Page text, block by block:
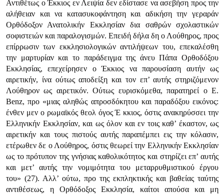
Αντιθέτως ο Έκκιος εν Λειψία δεν εδίστασε να ασεβήση προς την
αλήθειαν και να κατασυκοφάντηση και αδικήση την γεραράν
Ορθόδοξον Ανατολικήν Εκκλησίαν δια σαθρών σχολαστικών
σοφιστειών και παραλογισμών. Επειδή δήλα δη ο Λούθηρος, προς
επίρρωσιν των εκκλησιολογικών αντιλήψεων του, επεκαλέσθη
την μαρτυρίαν και το παράδειγμα της άνευ Πάπα Ορθοδόξου
Εκκλησίας, επεχείρησεν ο Έκκιος να παρουσίαση αυτήν ως
αιρετικήν, ίνα ούτως αποδείξη και τον επ’ αυτής στηριζόμενον
Λούθηρον ως αιρετικόν. Ούτως ευρισκόμεθα, παρατηρεί ο E.
Benz, προ «μιας αληθώς απροσδόκητου και παραδόξου εικόνος:
ένθεν μεν ο ρωμαϊκός θεολ όγος Έ κκιος, όστις ανακηρύσσει την
Ελληνικήν Εκκλησίαν, και ως όλον και εν τοις καθ’ έκαστον, ως
αιρετικήν και τους πιστούς αυτής παραπέμπει εις την κόλασιν,
ετέρωθεν δε ο Λούθηρος, όστις θεωρεί την Ελληνικήν Εκκλησίαν
ως το πρότυπον της γνήσιας καθολικότητος και στηρίζει επ’ αυτής
και μετ’ αυτής την νομιμότητα του μεταρρυθμιστικού έργου
του» (27). Αλλ’ ούτω, προ της εκπληκτικής και βαθείας ταύτης
αντιθέσεως, η Ορθόδοξος Εκκλησία, καίτοι απούσα και μη